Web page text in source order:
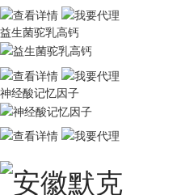
益生菌驼乳高钙
神经酸记忆因子